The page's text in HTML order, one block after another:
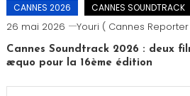
CANNES 2026
CANNES SOUNDTRACK
26 mai 2026 Youri ( Cannes
Cannes Soundtrack 2026 : deux
æquo pour la 16ème édition